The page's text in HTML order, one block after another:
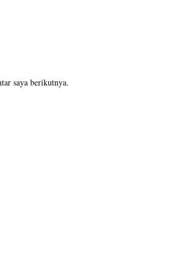
saya berikutnya.